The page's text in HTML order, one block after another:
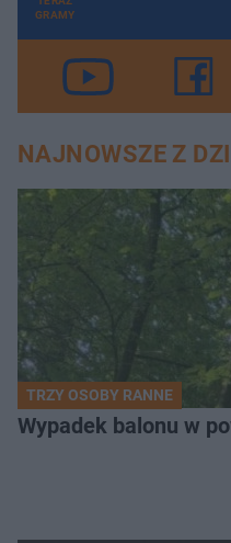
GRAMY
NAJNOWSZE Z
TRZY OSOBY RANNE
Wypadek balonu w